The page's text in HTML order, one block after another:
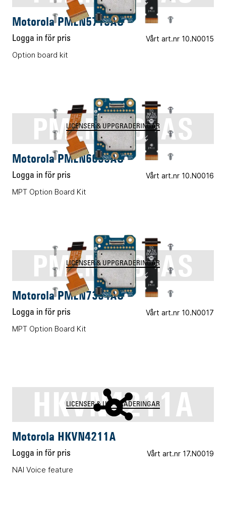
Motorola PMLN5718AS
Logga in för pris Vårt art.nr 10.N0015
Option board kit
PMLN6696AS
LICENSER & UPPGRADERINGAR
Motorola PMLN6696AS
Logga in för pris Vårt art.nr 10.N0016
MPT Option Board Kit
PMLN7394AS
LICENSER & UPPGRADERINGAR
Motorola PMLN7394AS
Logga in för pris Vårt art.nr 10.N0017
MPT Option Board Kit
HKVN4211A
LICENSER & UPPGRADERINGAR
Motorola HKVN4211A
Logga in för pris Vårt art.nr 17.N0019
NAI Voice feature